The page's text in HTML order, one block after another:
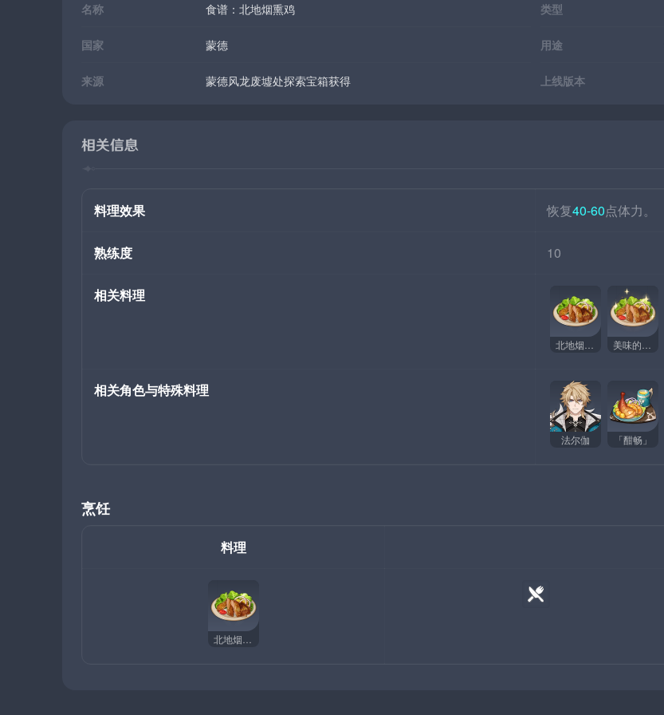
名称 食谱：北地烟熏鸡 类型
国家 蒙德 用途
来源 蒙德风龙废墟处探索宝箱获得 上线版本
相关信息
料理效果 恢复40-60点体力。
熟练度 10
相关料理
相关角色与特殊料理
法尔伽 「酣畅」
烹饪
料理